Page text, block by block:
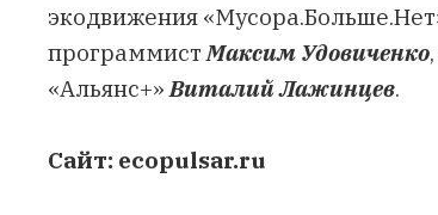
экодвижения
программист Максим Удовиченко
«Альянс+» Виталий Лажинцев.
Сайт: ecopulsar.ru